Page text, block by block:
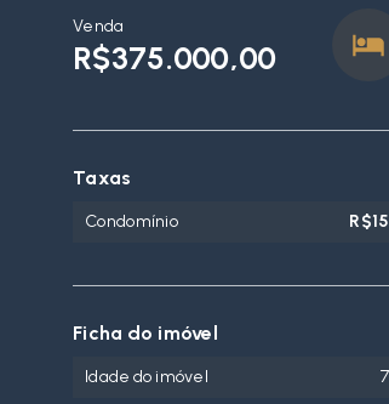
Venda
R$375.000,00
Taxas
Condomínio
Ficha do imóvel
Idade do imóvel